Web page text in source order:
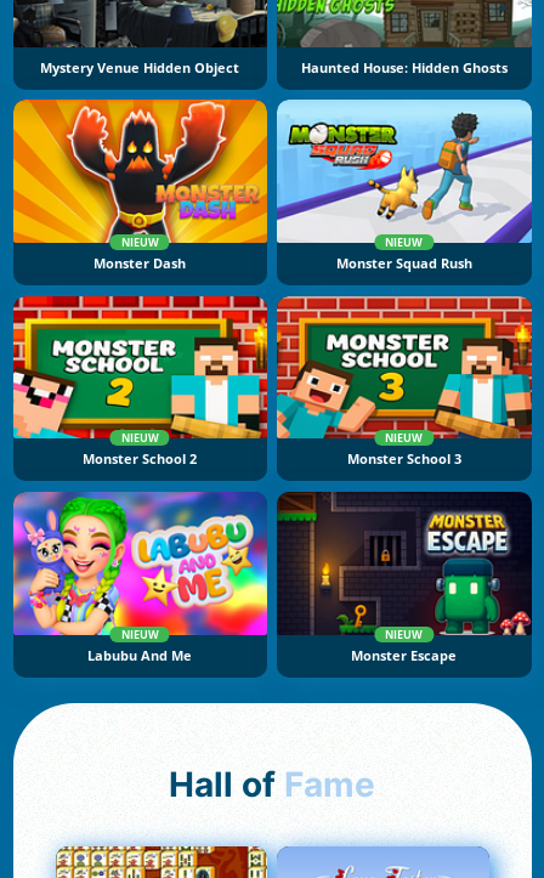
Mystery Venue Hidden Object Haunted House: Hidden Ghosts
NIEUW
Monster Dash
NIEUW
Monster Squad Rush
NIEUW
Monster School 2
NIEUW
Monster School 3
NIEUW
Labubu And Me
NIEUW
Monster Escape
Hall of Fame